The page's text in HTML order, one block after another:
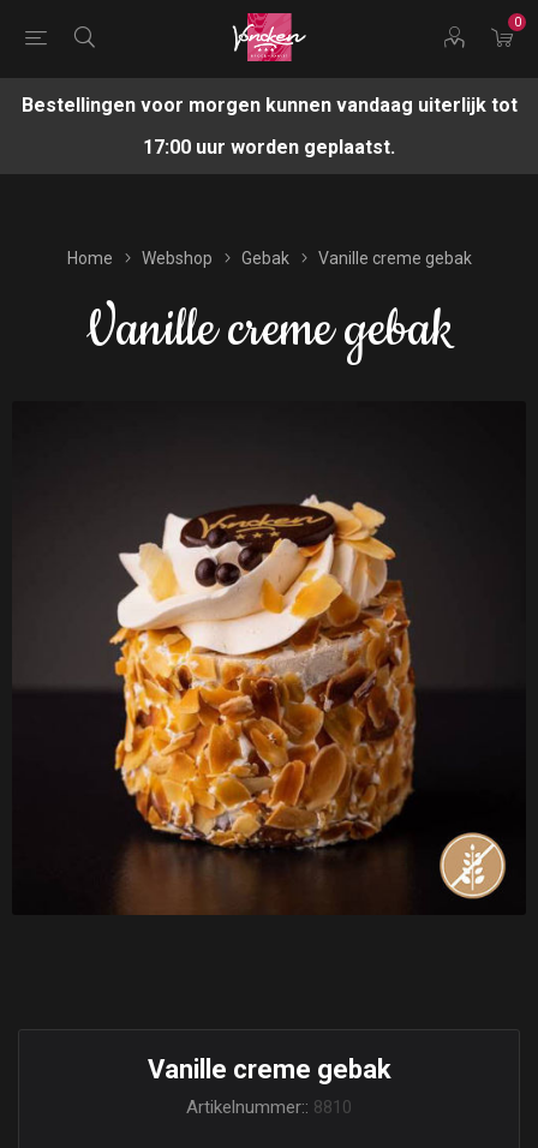
0
Bestellingen voor morgen kunnen vandaag uiterlijk tot
17:00 uur worden geplaatst.
Home Webshop Gebak Vanille creme gebak
Vanille creme gebak
Vanille creme gebak
Artikelnummer:: 8810